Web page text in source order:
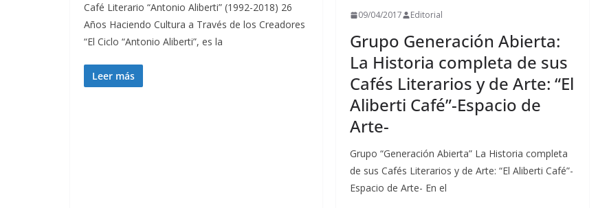
Café Literario “Antonio Aliberti” (1992-2018) 26
Años Haciendo Cultura a Través de los Creadores
“El Ciclo “Antonio Aliberti”, es la
Leer más
09/04/2017 Editorial
Grupo Generación Abierta:
La Historia completa de sus
Cafés Literarios y de Arte: “El
Aliberti Café”-Espacio de
Arte-
Grupo “Generación Abierta” La Historia completa
de sus Cafés Literarios y de Arte: “El Aliberti Café”-
Espacio de Arte- En el